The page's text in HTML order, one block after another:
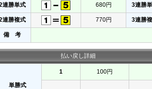
連勝単式 680円 3連勝
連勝複式 770円 3連勝
備 考
払い戻し詳細
単勝式
1 100円